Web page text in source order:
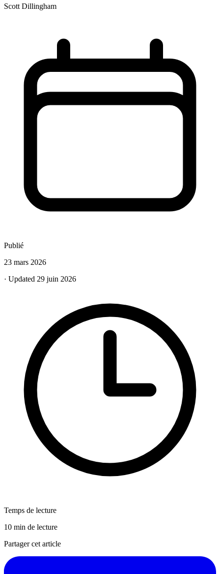
Scott Dillingham
Publié
23 mars 2026
· Updated 29 juin 2026
Temps de lecture
10 min de lecture
Partager cet article